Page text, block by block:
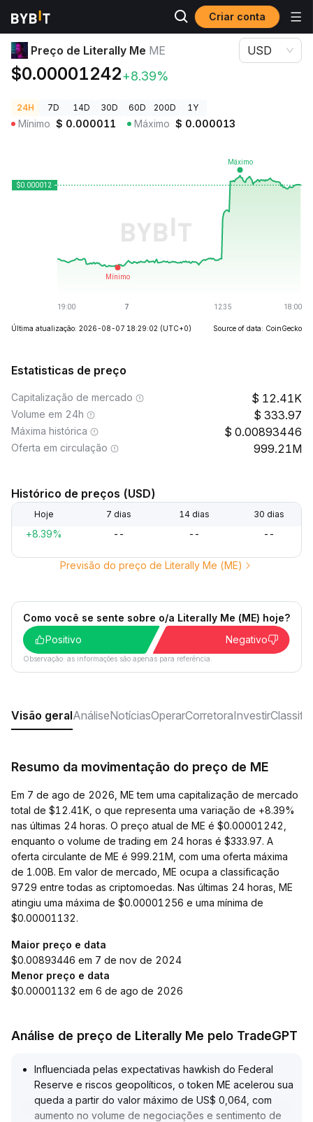
Criar conta
Preços de Criptomoedas Preço de Literally Me ME
Preço de Literally Me ME
$0.00001242+8.39%
USD
24H 7D 14D 30D 60D 200D 1Y
Mínimo $ 0.000011 Máximo $ 0.000013
Última atualização: 2026-08-07 18:29:02 (UTC+0) Source of data: CoinGecko
Estatisticas de preço
Capitalização de mercado 12.41K
Volume em 24h 333.97
Máxima histórica 0.00893446
Oferta em circulação 999.21M
Histórico de preços (USD)
Hoje 7 dias 14 dias 30 dias
+8.39% -- -- --
Previsão do preço de Literally Me (ME)
Como você se sente sobre o/a Literally Me (ME) hoje?
Positivo
Negativo
Observação: as informações são apenas para referência.
Visão geralAnáliseNotíciasOperarCorretoraInvestir
Resumo da movimentação do preço de ME
Em 7 de ago de 2026, ME tem uma capitalização de mercado
total de $12.41K, o que representa uma variação de +8.39%
nas últimas 24 horas. O preço atual de ME é $0.00001242,
enquanto o volume de trading em 24 horas é $333.97. A
oferta circulante de ME é 999.21M, com uma oferta máxima
de 1.00B. Em valor de mercado, ME ocupa a classificação
9729 entre todas as criptomoedas. Nas últimas 24 horas, ME
atingiu uma máxima de $0.00001256 e uma mínima de
$0.00001132.
Maior preço e data
$0.00893446 em 7 de nov de 2024
Menor preço e data
$0.00001132 em 6 de ago de 2026
Análise de preço de Literally Me pelo TradeGPT
Influenciada pelas expectativas hawkish do Federal
Reserve e riscos geopolíticos, o token ME acelerou sua
queda a partir do valor máximo de US$ 0,064, com
aumento no volume de negociações e sentimento de